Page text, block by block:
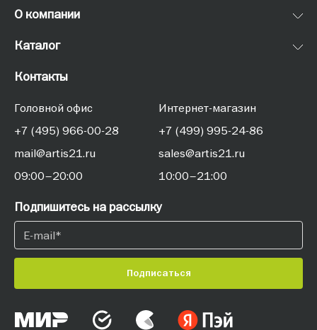
О компании
Каталог
Контакты
Головной офис
+7 (495) 966-00-28
mail@artis21.ru
09:00–20:00
Интернет-магазин
+7 (499) 995-24-86
sales@artis21.ru
10:00–21:00
Подпишитесь на рассылку
Подписаться